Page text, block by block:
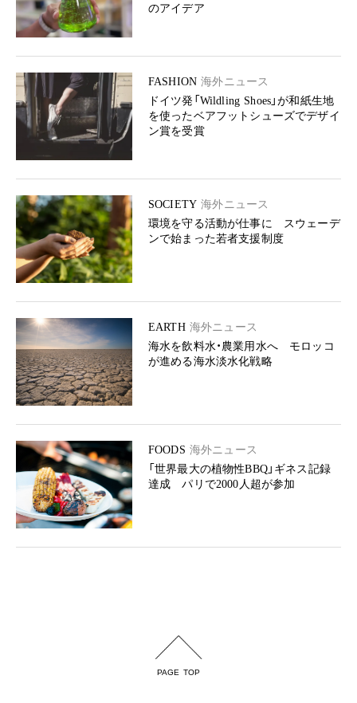
のアイデア
FASHION 海外ニュース
ドイツ発「Wildling Shoes」が和紙生地
を使ったベアフットシューズでデザイ
ン賞を受賞
SOCIETY 海外ニュース
環境を守る活動が仕事に スウェーデ
ンで始まった若者支援制度
EARTH 海外ニュース
海水を飲料水・農業用水へ モロッコ
が進める海水淡水化戦略
FOODS 海外ニュース
「世界最大の植物性BBQ」ギネス記録
達成 パリで2000人超が参加
PAGE TOP